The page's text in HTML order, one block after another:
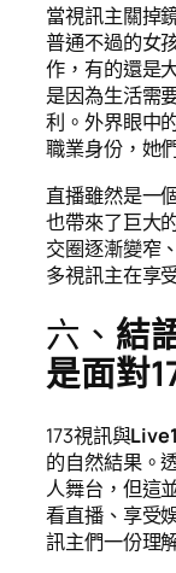
當視訊主關掉
普通不過的女
作，有的還是
是因為生活需
利。外界眼中
職業身份，她
直播雖然是一
也帶來了巨大
交圈逐漸變窄
多視訊主在享
六、 結
是面對
173視訊與
的自然結果。
人舞台，但這
看直播、享受
訊主們一份理